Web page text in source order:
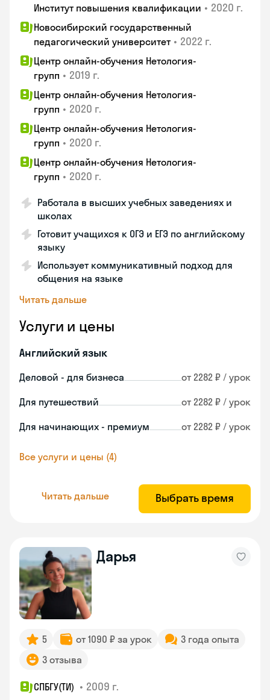
Институт повышения квалификации • 2020 г.
Новосибирский государственный
педагогический университет • 2022 г.
Центр онлайн-обучения Нетология-
групп • 2019 г.
Центр онлайн-обучения Нетология-
групп • 2020 г.
Центр онлайн-обучения Нетология-
групп • 2020 г.
Центр онлайн-обучения Нетология-
групп • 2020 г.
Работала в высших учебных заведениях и
школах
Готовит учащихся к ОГЭ и ЕГЭ по английскому
языку
Использует коммуникативный подход для
общения на языке
Читать дальше
Услуги и цены
Английский язык
Деловой - для бизнеса от 2282 ₽ / урок
Для путешествий от 2282 ₽ / урок
Для начинающих - премиум от 2282 ₽ / урок
Все услуги и цены (4)
Читать дальше Выбрать время
Дарья
5 от 1090 ₽ за урок
3 года опыта
3 отзыва
СПБГУ(ТИ) • 2009 г.